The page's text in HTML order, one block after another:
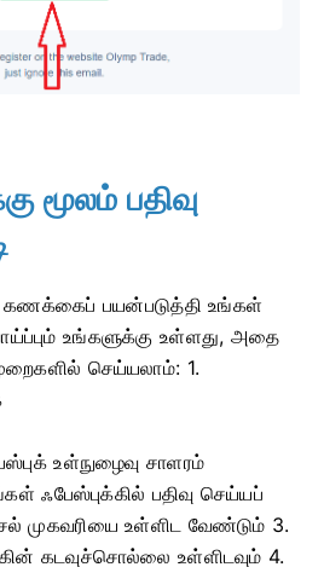
மூலம் பதிவு
கணக்கைப் பயன்படுத்தி உங்கள்
உங்களுக்கு உள்ளது, அதை
செய்யலாம்: 1.
உள்நுழைவு சாளரம்
ஃபேஸ்புக்கில் பதிவு செய்யப்
முகவரியை உள்ளிட வேண்டும் 3.
கடவுச்சொல்லை உள்ளிடவும் 4.